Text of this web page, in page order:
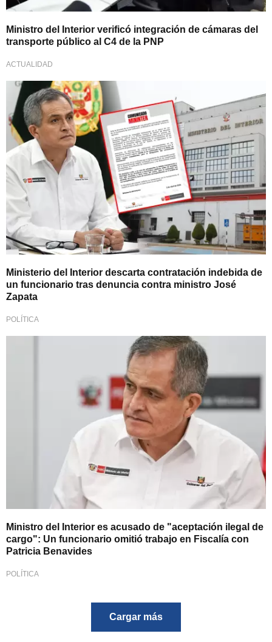
Ministro del Interior verificó integración de cámaras del
transporte público al C4 de la PNP
ACTUALIDAD
Responden a denuncia
Ministerio del Interior descarta contratación indebida de
un funcionario tras denuncia contra ministro José
Zapata
POLÍTICA
Ministro del Interior es acusado de "aceptación ilegal de
cargo": Un funcionario omitió trabajo en Fiscalía con
Patricia Benavides
POLÍTICA
Cargar más